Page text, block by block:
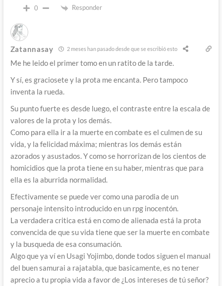
0 Responder
Zatannasay 2 meses han pasado desde que se escribió esto
Me he leido el primer tomo en un ratito de la tarde.
Y sí, es graciosete y la prota me encanta. Pero tampoco
inventa la rueda.
Su punto fuerte es desde luego, el contraste entre la escala de
valores de la prota y los demás.
Como para ella ir a la muerte en combate es el culmen de su
vida, y la felicidad máxima; mientras los demás están
azorados y asustados. Y como se horrorizan de los cientos de
homicidios que la prota tiene en su haber, mientras que para
ella es la aburrida normalidad.
Efectivamente se puede ver como una parodia de un
personaje intensito introducido en un rpg inocentón.
La verdadera critica está en como de alienada está la prota
convencida de que su vida tiene que ser la muerte en combate
y la busqueda de esa consumación.
Algo que ya ví en Usagi Yojimbo, donde todos siguen el manual
del buen samurai a rajatabla, que basicamente, es no tener
aprecio a tu propia vida a favor de ¿Los intereses de tú señor?